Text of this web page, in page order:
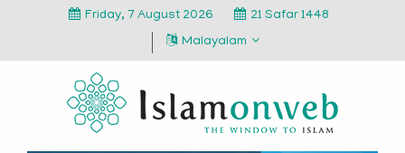
Friday, 7 August 2026
21 Safar 1448
Malayalam